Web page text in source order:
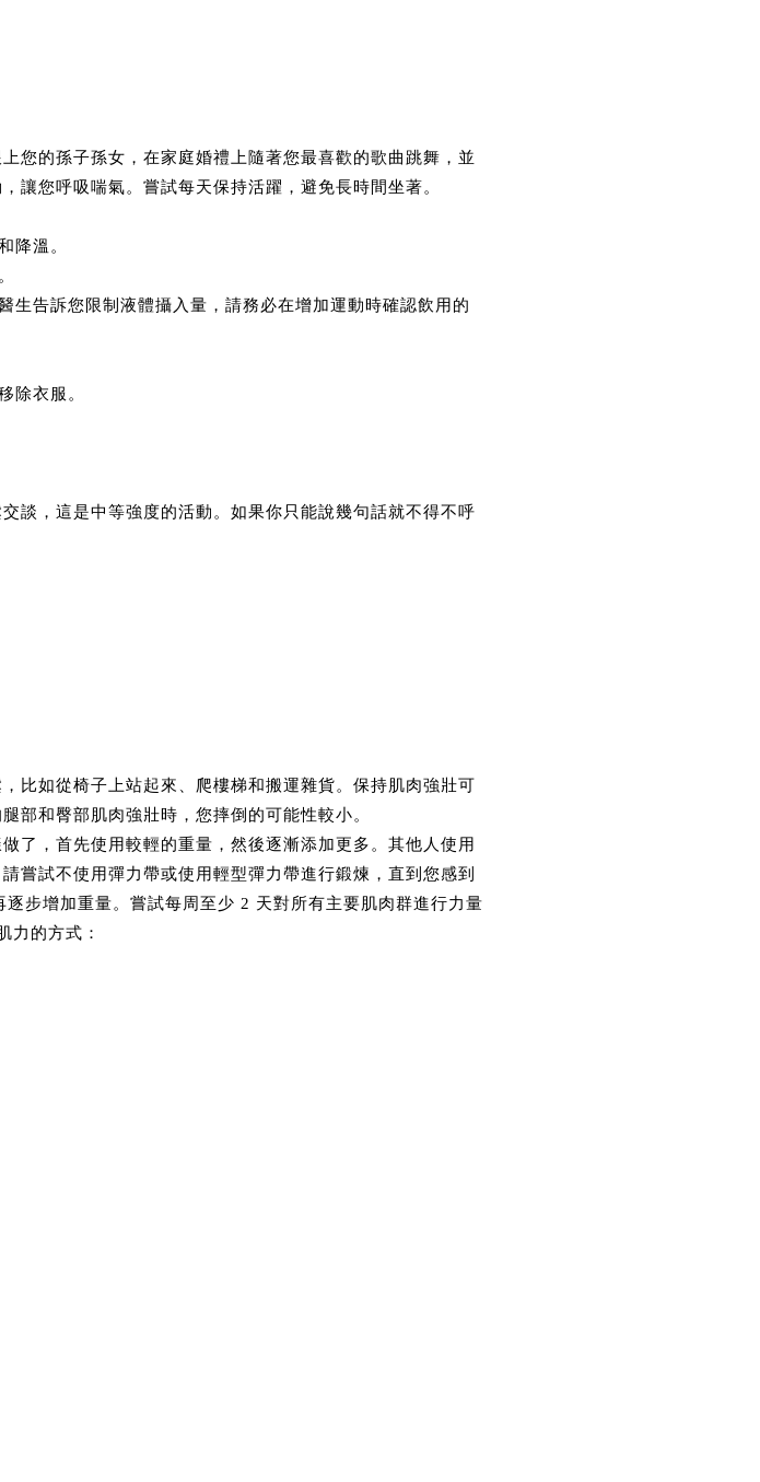
您的孫子孫女，在家庭婚禮上隨著您最喜歡的歌曲跳舞，並
讓您呼吸喘氣。嘗試每天保持活躍，避免長時間坐著。
降溫。
生告訴您限制液體攝入量，請務必在增加運動時確認飲用的
除衣服。
談，這是中等強度的活動。如果你只能說幾句話就不得不呼
比如從椅子上站起來、爬樓梯和搬運雜貨。保持肌肉強壯可
部和臀部肌肉強壯時，您摔倒的可能性較小。
了，首先使用較輕的重量，然後逐漸添加更多。其他人使用
嘗試不使用彈力帶或使用輕型彈力帶進行鍛煉，直到您感到
步增加重量。嘗試每周至少 2 天對所有主要肌肉群進行力量
力的方式：